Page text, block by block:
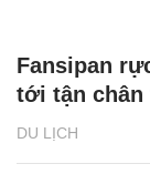
DU LỊCH
Fansipan
tới tận